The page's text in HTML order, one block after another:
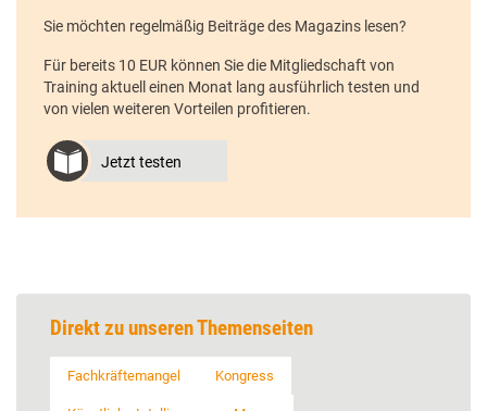
Sie möchten regelmäßig Beiträge des Magazins lesen?
Für bereits 10 EUR können Sie die Mitgliedschaft von
Training aktuell einen Monat lang ausführlich testen und
von vielen weiteren Vorteilen profitieren.
Jetzt testen
Direkt zu unseren Themenseiten
Fachkräftemangel Kongress